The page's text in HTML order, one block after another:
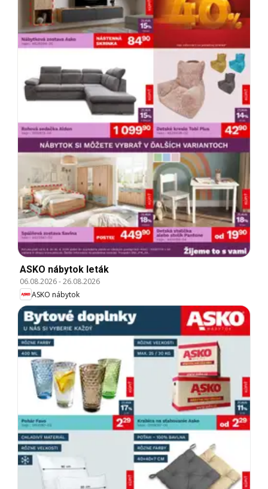
ASKO nábytok leták
06.08.2026-26.08.2026
ASKO nábytok